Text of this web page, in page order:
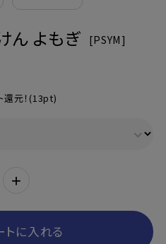
ん よもぎ [PSYM]
元！ (13pt)
+
トに入れる